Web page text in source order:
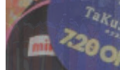
卓球の楽しさ